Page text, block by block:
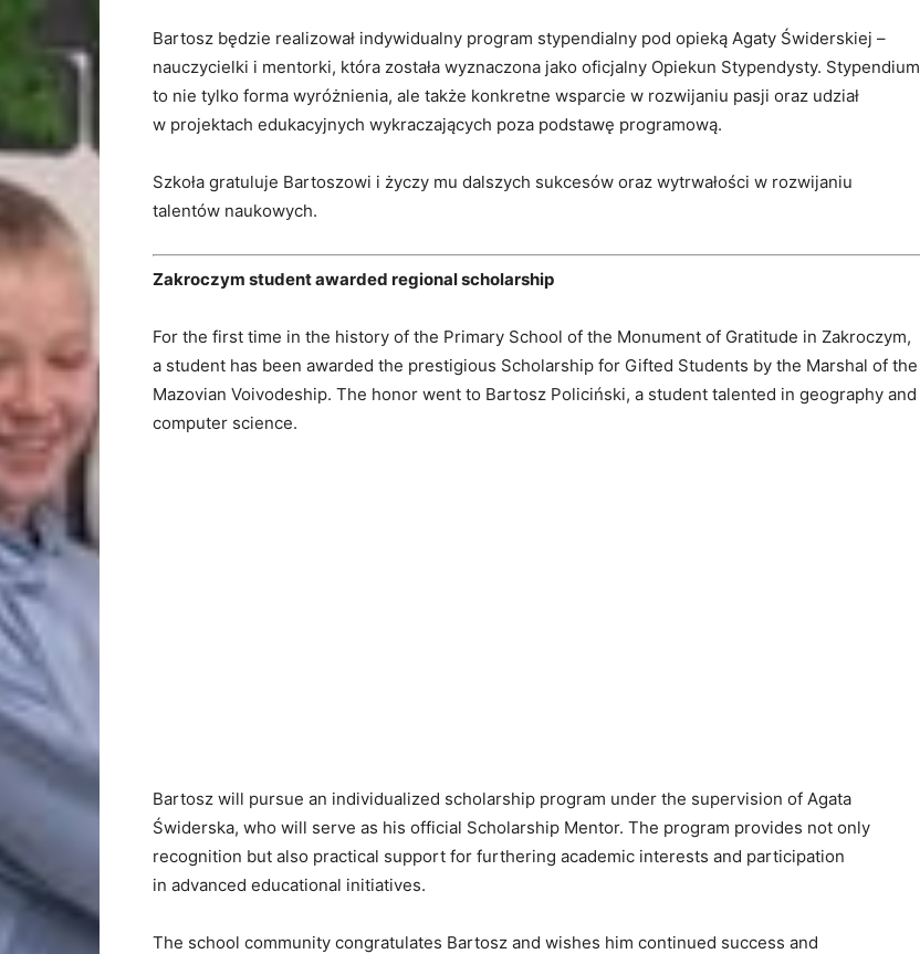
Bartosz będzie realizował indywidualny program stypendialny pod opieką Agaty Świderskiej –
nauczycielki i mentorki, która została wyznaczona jako oficjalny Opiekun Stypendysty. Stypendium
to nie tylko forma wyróżnienia, ale także konkretne wsparcie w rozwijaniu pasji oraz udział
w projektach edukacyjnych wykraczających poza podstawę programową.
Szkoła gratuluje Bartoszowi i życzy mu dalszych sukcesów oraz wytrwałości w rozwijaniu
talentów naukowych.
Zakroczym student awarded regional scholarship
For the first time in the history of the Primary School of the Monument of Gratitude in Zakroczym,
a student has been awarded the prestigious Scholarship for Gifted Students by the Marshal of the
Mazovian Voivodeship. The honor went to Bartosz Policiński, a student talented in geography and
computer science.
Bartosz will pursue an individualized scholarship program under the supervision of Agata
Świderska, who will serve as his official Scholarship Mentor. The program provides not only
recognition but also practical support for furthering academic interests and participation
in advanced educational initiatives.
The school community congratulates Bartosz and wishes him continued success and